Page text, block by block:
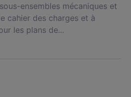
ensembles mécaniques et
cahier des charges et à
les plans de...